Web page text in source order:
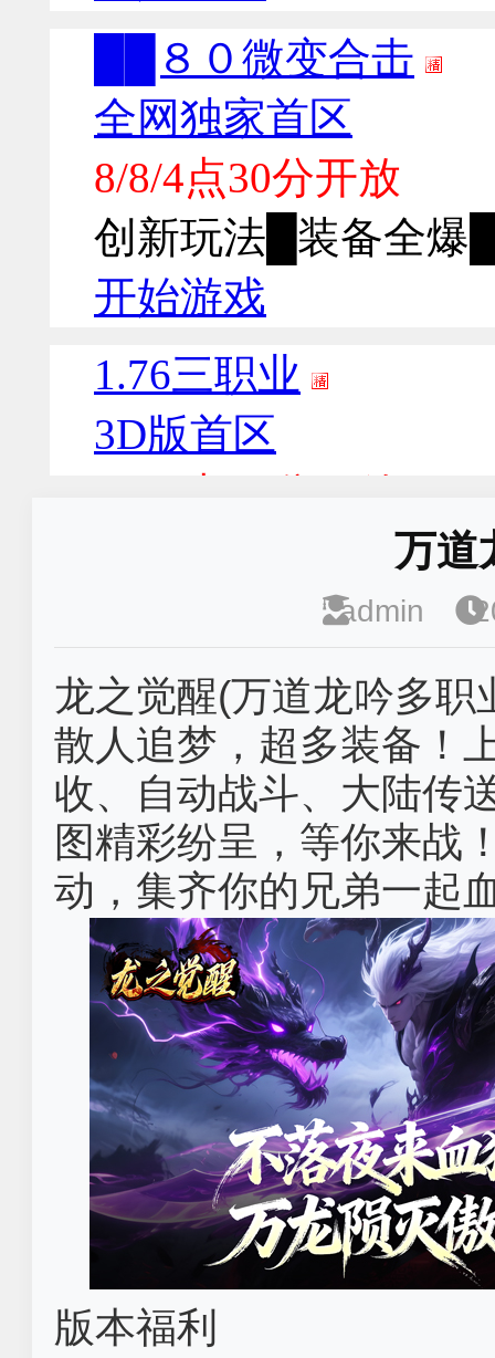
万道
admin
龙之觉醒(万道龙吟多
散人追梦，超多装备！
收、自动战斗、大陆传
图精彩纷呈，等你来战
动，集齐你的兄弟一起
版本福利